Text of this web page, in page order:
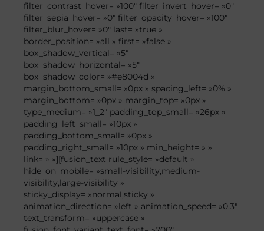
filter_contrast_hover= »100″ filter_invert_hover= »0″
filter_sepia_hover= »0″ filter_opacity_hover= »100″
filter_blur_hover= »0″ last= »true »
border_position= »all » first= »false »
box_shadow_vertical= »5″
box_shadow_horizontal= »5″
box_shadow_color= »#e8004d »
margin_bottom_small= »0px » spacing_left= »0% »
margin_bottom= »0px » margin_top= »0px »
type_medium= »1_2″ padding_top_small= »26px »
padding_left_small= »10px »
padding_bottom_small= »0px »
padding_right_small= »10px » min_height= » »
link= » »][fusion_text rule_style= »default »
hide_on_mobile= »small-visibility,medium-
visibility,large-visibility »
sticky_display= »normal,sticky »
animation_direction= »left » animation_speed= »0.3″
text_transform= »uppercase »